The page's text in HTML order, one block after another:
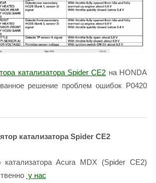
катализатора Spider CE2 на HONDA
решение проблем ошибок P0420
катализатора Spider CE2
катализатора Acura MDX (Spider CE2)
у нас